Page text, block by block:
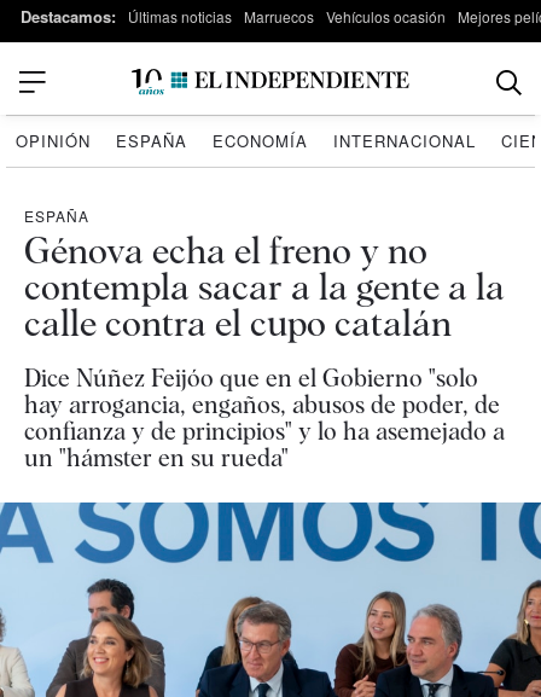
Destacamos: Últimas noticias Marruecos Vehículos ocasión Mejores
OPINIÓN ESPAÑA ECONOMÍA INTERNACIONAL
ESPAÑA
Génova echa el freno y no
contempla sacar a la gente a la
calle contra el cupo catalán
Dice Núñez Feijóo que en el Gobierno "solo
hay arrogancia, engaños, abusos de poder, de
confianza y de principios" y lo ha asemejado a
un "hámster en su rueda"